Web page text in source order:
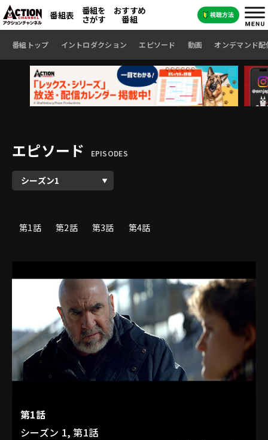
番組表 番組を
さがす
おすすめ
番組
番組トップ イントロダクション エピソード 動画 オンデマンド配
エピソード EPISODES
第1話 第2話 第3話 第4話
第1話
シーズン 1, 第1話